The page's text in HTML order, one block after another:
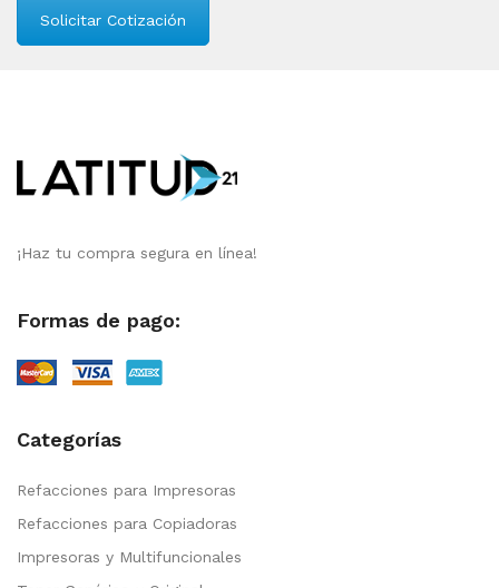
Solicitar Cotización
¡Haz tu compra segura en línea!
Formas de pago:
Categorías
Refacciones para Impresoras
Refacciones para Copiadoras
Impresoras y Multifuncionales